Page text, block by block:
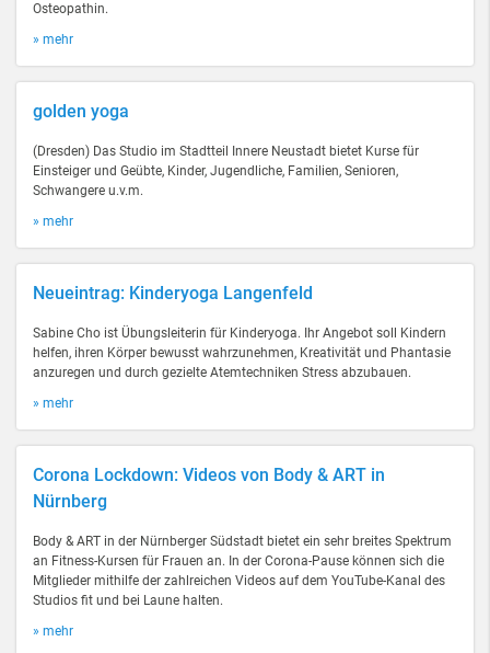
Osteopathin.
» mehr
golden yoga
(Dresden) Das Studio im Stadtteil Innere Neustadt bietet Kurse für
Einsteiger und Geübte, Kinder, Jugendliche, Familien, Senioren,
Schwangere u.v.m.
» mehr
Neueintrag: Kinderyoga Langenfeld
Sabine Cho ist Übungsleiterin für Kinderyoga. Ihr Angebot soll Kindern
helfen, ihren Körper bewusst wahrzunehmen, Kreativität und Phantasie
anzuregen und durch gezielte Atemtechniken Stress abzubauen.
» mehr
Corona Lockdown: Videos von Body & ART in
Nürnberg
Body & ART in der Nürnberger Südstadt bietet ein sehr breites Spektrum
an Fitness-Kursen für Frauen an. In der Corona-Pause können sich die
Mitglieder mithilfe der zahlreichen Videos auf dem YouTube-Kanal des
Studios fit und bei Laune halten.
» mehr